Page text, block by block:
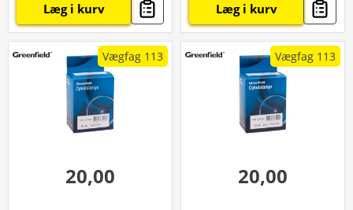
Læg i kurv Læg i kurv
Vægfag 113
20,00
Vægfag 113
20,00